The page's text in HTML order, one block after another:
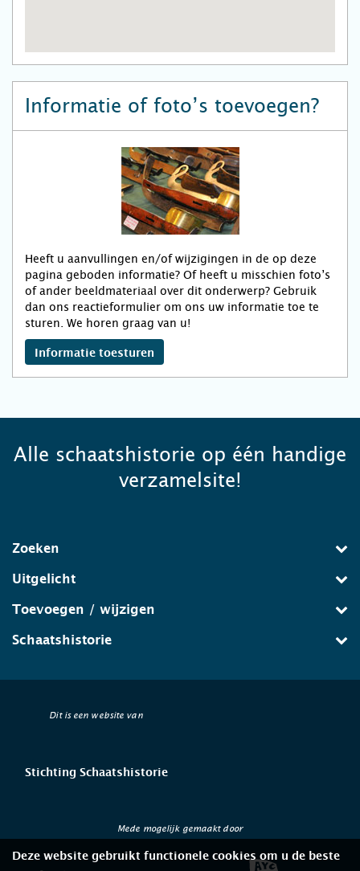
Informatie of foto’s toevoegen?
Heeft u aanvullingen en/of wijzigingen in de op deze
pagina geboden informatie? Of heeft u misschien foto’s
of ander beeldmateriaal over dit onderwerp? Gebruik
dan ons reactieformulier om ons uw informatie toe te
sturen. We horen graag van u!
Informatie toesturen
Alle schaatshistorie op één handige
verzamelsite!
Zoeken
Uitgelicht
Toevoegen / wijzigen
Schaatshistorie
Dit is een website van
Stichting Schaatshistorie
Mede mogelijk gemaakt door
Deze website gebruikt functionele cookies om u de beste